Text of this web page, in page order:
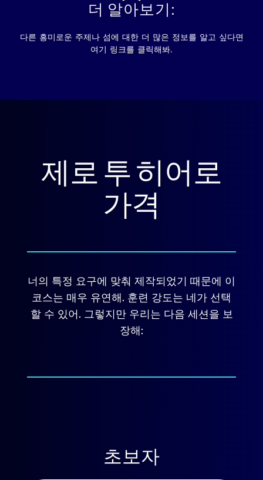
더 알아보기:
다른 흥미로운 주제나 섬에 대한 더 많은 정보를 알고 싶다면
여기 링크를 클릭해봐.
제로 투 히어로
가격
너의 특정 요구에 맞춰 제작되었기 때문에 이
코스는 매우 유연해. 훈련 강도는 네가 선택
할 수 있어. 그렇지만 우리는 다음 세션을 보
장해:
초보자